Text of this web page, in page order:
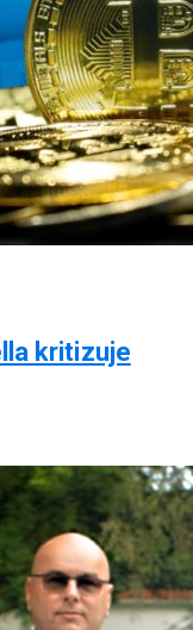
kritizuje